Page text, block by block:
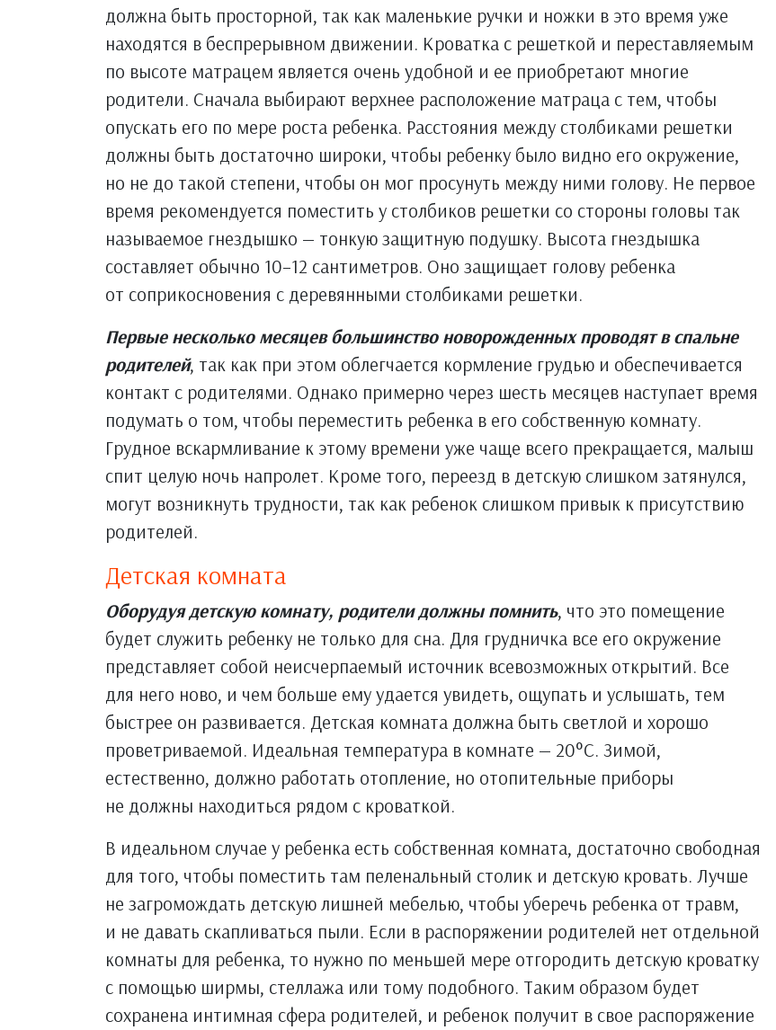
должна быть просторной, так как маленькие ручки и ножки в это время уже
находятся в беспрерывном движении. Кроватка с решеткой и переставляемым
по высоте матрацем является очень удобной и ее приобретают многие
родители. Сначала выбирают верхнее расположение матраца с тем, чтобы
опускать его по мере роста ребенка. Расстояния между столбиками решетки
должны быть достаточно широки, чтобы ребенку было видно его окружение,
но не до такой степени, чтобы он мог просунуть между ними голову. Не первое
время рекомендуется поместить у столбиков решетки со стороны головы так
называемое гнездышко — тонкую защитную подушку. Высота гнездышка
составляет обычно 10–12 сантиметров. Оно защищает голову ребенка
от соприкосновения с деревянными столбиками решетки.
Первые несколько месяцев большинство новорожденных проводят в спальне
родителей, так как при этом облегчается кормление грудью и обеспечивается
контакт с родителями. Однако примерно через шесть месяцев наступает время
подумать о том, чтобы переместить ребенка в его собственную комнату.
Грудное вскармливание к этому времени уже чаще всего прекращается, малыш
спит целую ночь напролет. Кроме того, переезд в детскую слишком затянулся,
могут возникнуть трудности, так как ребенок слишком привык к присутствию
родителей.
Детская комната
Оборудуя детскую комнату, родители должны помнить, что это помещение
будет служить ребенку не только для сна. Для грудничка все его окружение
представляет собой неисчерпаемый источник всевозможных открытий. Все
для него ново, и чем больше ему удается увидеть, ощупать и услышать, тем
быстрее он развивается. Детская комната должна быть светлой и хорошо
проветриваемой. Идеальная температура в комнате — 20°С. Зимой,
естественно, должно работать отопление, но отопительные приборы
не должны находиться рядом с кроваткой.
В идеальном случае у ребенка есть собственная комната, достаточно свободная
для того, чтобы поместить там пеленальный столик и детскую кровать. Лучше
не загромождать детскую лишней мебелью, чтобы уберечь ребенка от травм,
и не давать скапливаться пыли. Если в распоряжении родителей нет отдельной
комнаты для ребенка, то нужно по меньшей мере отгородить детскую кроватку
с помощью ширмы, стеллажа или тому подобного. Таким образом будет
сохранена интимная сфера родителей, и ребенок получит в свое распоряжение